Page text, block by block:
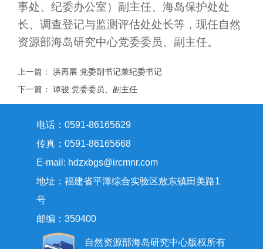
事处、纪委办公室）副主任、海岛保护处处
长、调查登记与监测评估处处长等，现任自然
资源部海岛研究中心党委委员、副主任。
上一篇：洪再展 党委副书记兼纪委书记
下一篇：谭骏 党委委员、副主任
电话：0591-86165629
传真：0591-86165668
E-mail: hdzxbgs@ircmnr.com
地址：福建省平潭综合实验区敖东镇田美路1
号
邮编：350400
自然资源部海岛研究中心版权所有